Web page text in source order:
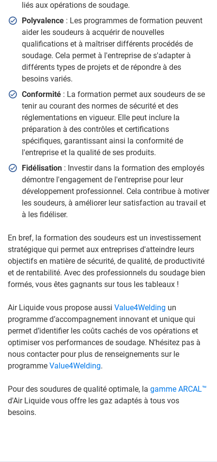
liés aux opérations de soudage.
Polyvalence : Les programmes de formation peuvent
aider les soudeurs à acquérir de nouvelles
qualifications et à maîtriser différents procédés de
soudage. Cela permet à l'entreprise de s'adapter à
différents types de projets et de répondre à des
besoins variés.
Conformité : La formation permet aux soudeurs de se
tenir au courant des normes de sécurité et des
réglementations en vigueur. Elle peut inclure la
préparation à des contrôles et certifications
spécifiques, garantissant ainsi la conformité de
l'entreprise et la qualité de ses produits.
Fidélisation : Investir dans la formation des employés
démontre l'engagement de l'entreprise pour leur
développement professionnel. Cela contribue à motiver
les soudeurs, à améliorer leur satisfaction au travail et
à les fidéliser.
En bref, la formation des soudeurs est un investissement
stratégique qui permet aux entreprises d'atteindre leurs
objectifs en matière de sécurité, de qualité, de productivité
et de rentabilité. Avec des professionnels du soudage bien
formés, vous êtes gagnants sur tous les tableaux !
Air Liquide vous propose aussi Value4Welding un
programme d’accompagnement innovant et unique qui
permet d’identifier les coûts cachés de vos opérations et
optimiser vos performances de soudage. N’hésitez pas à
nous contacter pour plus de renseignements sur le
programme Value4Welding.
Pour des soudures de qualité optimale, la gamme ARCAL™
d'Air Liquide vous offre les gaz adaptés à tous vos
besoins.